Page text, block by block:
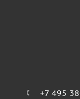
+7 495